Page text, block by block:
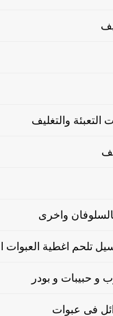
والتغليف
واخرى
تلحم اغطية العبوات
و حبيبات و بودر
فى عبوات